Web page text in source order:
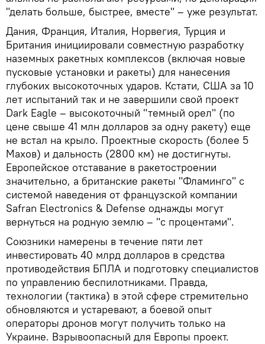
"делать больше, быстрее, вместе" – уже результат.
Дания, Франция, Италия, Норвегия, Турция и
Британия инициировали совместную разработку
наземных ракетных комплексов (включая новые
пусковые установки и ракеты) для нанесения
глубоких высокоточных ударов. Кстати, США за 10
лет испытаний так и не завершили свой проект
Dark Eagle – высокоточный "темный орел" (по
цене свыше 41 млн долларов за одну ракету) еще
не встал на крыло. Проектные скорость (более 5
Махов) и дальность (2800 км) не достигнуты.
Европейское отставание в ракетостроении
значительно, а британские ракеты "Фламинго" с
системой наведения от французской компании
Safran Electronics & Defense однажды могут
вернуться на родную землю – "с процентами".
Союзники намерены в течение пяти лет
инвестировать 40 млрд долларов в средства
противодействия БПЛА и подготовку специалистов
по управлению беспилотниками. Правда,
технологии (тактика) в этой сфере стремительно
обновляются и устаревают, а боевой опыт
операторы дронов могут получить только на
Украине. Взрывоопасный для Европы проект.